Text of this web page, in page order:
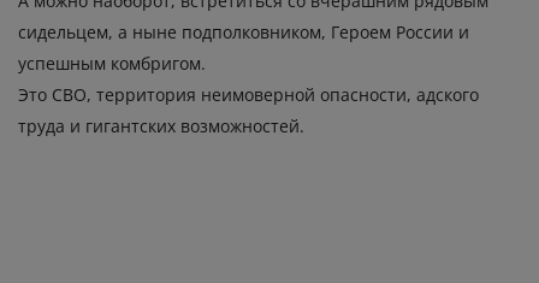
сидельцем, а ныне подполковником, Героем России и
успешным комбригом.
Это СВО, территория неимоверной опасности, адского
труда и гигантских возможностей.